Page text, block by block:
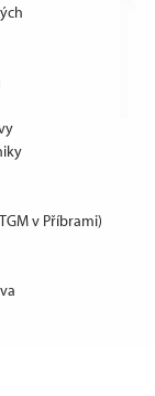
v Příbrami)